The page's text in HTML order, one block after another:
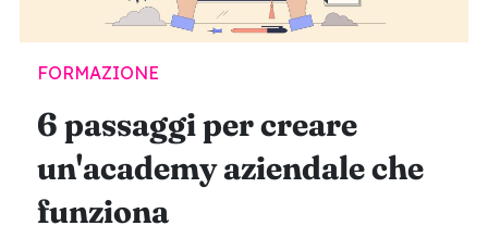
FORMAZIONE
6 passaggi per creare
un'academy aziendale che
funziona